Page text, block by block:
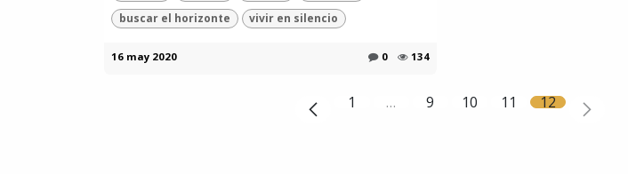
buscar el horizonte
vivir en silencio
16 may 2020 0 134
1 … 9 10 11 12